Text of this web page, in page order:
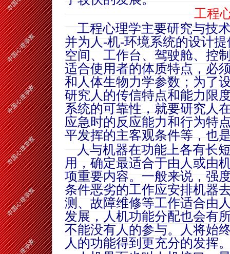
工程
工程心理学主要研究与技
并为人-机-环境系统的设计
空间、工作台、驾驶舱、控
适合使用者的体质特点，必
和人体生物力学参数；为了
研究人的传信特点和能力限
系统的可靠性，就要研究人
应急时的反应能力和行为特
平发挥的主客观条件等，也
人与机器在功能上各有长
用，确定最适合于由人或由
项重要内容。一般来说，强
条件恶劣的工作应安排机器
测、故障维修等工作适合由
发展，人机功能分配也会有
不能没有人的参与。人将始
人的功能得到更充分的发挥